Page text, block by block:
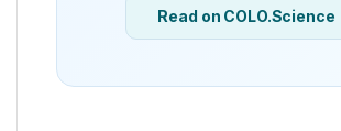
Read on COLO.Science